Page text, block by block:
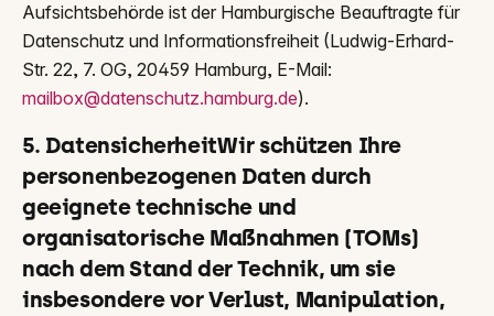
Aufsichtsbehörde ist der Hamburgische Beauftragte für
Datenschutz und Informationsfreiheit (Ludwig-Erhard-
Str. 22, 7. OG, 20459 Hamburg, E-Mail:
mailbox@datenschutz.hamburg.de).
5. DatensicherheitWir schützen Ihre
personenbezogenen Daten durch
geeignete technische und
organisatorische Maßnahmen (TOMs)
nach dem Stand der Technik, um sie
insbesondere vor Verlust, Manipulation,